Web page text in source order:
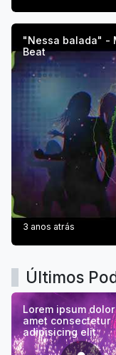
"Nessa balada" -
Beat
3 anos atrás
Últimos
Lorem ipsum
amet consectetur
adipisicing elit.